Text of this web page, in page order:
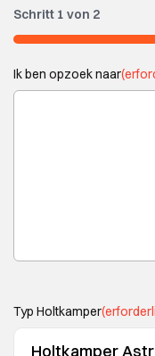
Schritt 1 von 2
50%
Ik ben opzoek naar
Typ Holtkamper